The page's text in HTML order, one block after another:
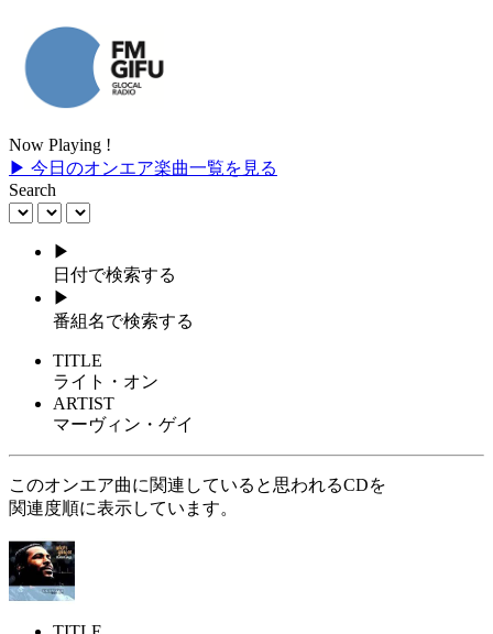
Now Playing !
▶ 今日のオンエア楽曲一覧を見る
Search
▶
日付で検索する
▶
番組名で検索する
TITLE
ライト・オン
ARTIST
マーヴィン・ゲイ
このオンエア曲に関連していると思われるCDを
関連度順に表示しています。